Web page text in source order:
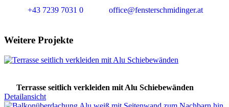
+43 7239 7031 0 office@fensterschmidinger.at
Weitere Projekte
Terrasse seitlich verkleiden mit Alu Schiebewänden
Detailansicht